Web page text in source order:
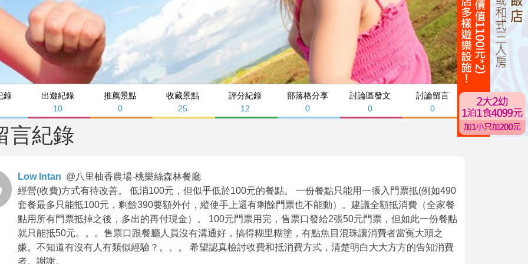
錄
出遊紀錄
10
推薦景點
0
收藏景點
25
評分紀錄
12
部落格分享
0
討論區發文
0
討論留言
0
言紀錄
Low Intan @八里柚香農場-桃樂絲森林餐廳
經營(收費)方式有待改善。 低消100元，但似乎低於100元的餐點。 一份餐點只能用一張入門票抵(例如490
套餐最多只能抵100元，剩餘390要額外付，縱使手上還有剩餘門票也不能動）。建議全額抵消費（全家餐
點用所有門票抵掉之後，多出的再付現金）。 100元門票用完，售票口發給2張50元門票，但如此一份餐點
就只能抵50元。。。售票口跟餐廳人員沒有溝通好，搞得糊里糊塗，有點魚目混珠讓消費者當冤大頭之
嫌。不知道有沒有人有類似經驗？。。。 希望認真檢討收費和抵消費方式，清楚明白大大方方的告知消費
者。謝謝。